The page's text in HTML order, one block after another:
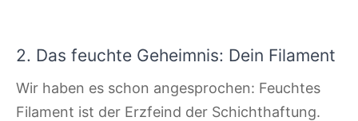
2. Das feuchte Geheimnis: Dein Filament
Wir haben es schon angesprochen: Feuchtes
Filament ist der Erzfeind der Schichthaftung.